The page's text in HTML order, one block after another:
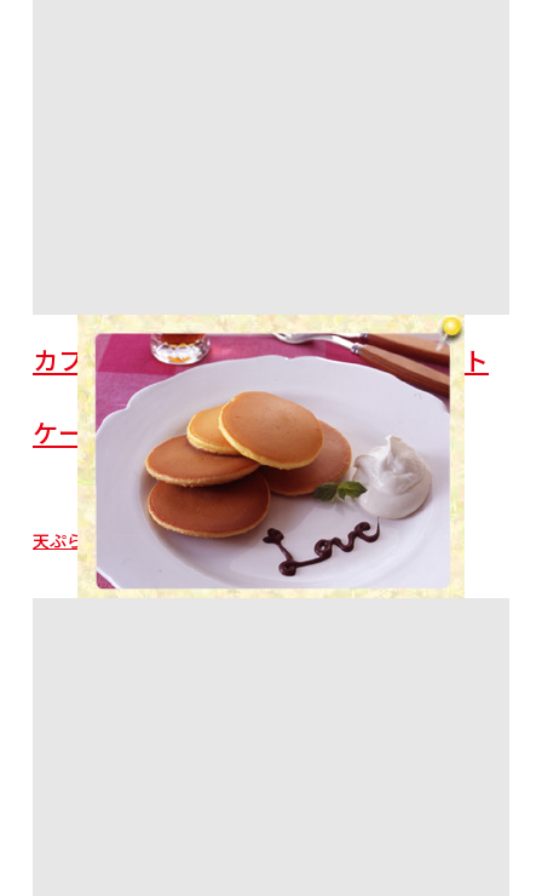
カフェオレ味とプレーン味のミニホット
ケーキ
天ぷら粉